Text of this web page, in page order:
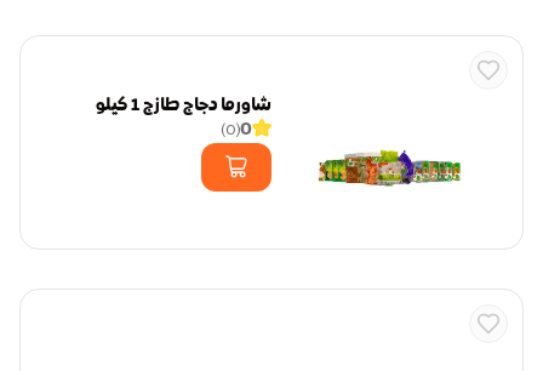
شاورما دجاج طازج 1 كيلو
0
(
0
)